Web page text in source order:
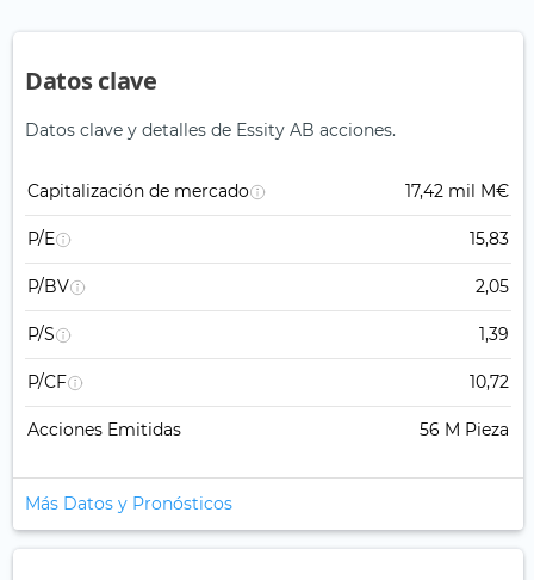
Datos clave
Datos clave y detalles de Essity AB acciones.
Capitalización de mercado 17,42 mil M€
P/E 15,83
P/BV 2,05
P/S 1,39
P/CF 10,72
Acciones Emitidas 56 M Pieza
Más Datos y Pronósticos